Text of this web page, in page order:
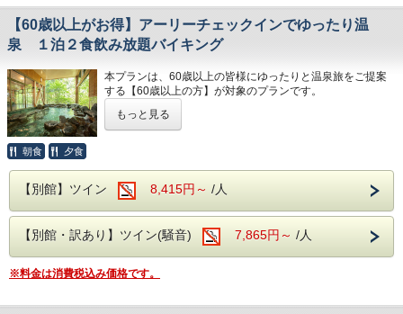
古くから美人の湯とされた肌を滑らかにす
る、
す！
ヌメヌメ感を体験してください。
袋田の滝をはじめ、久慈川沿いの風光明媚な
環境です。
4月中旬には桜、下旬から5月中旬に掛けては
新緑が望めます。
近隣には日本三名瀑の【袋田の滝】や滝の裏
側がのぞける【月待の滝】、
ノスタルジックな佇まいから、数々のドラマ
高さ100mから飛べるとあり、 バンジージャンプ好きの間で
は聖地ともいわれています。 その橋を渡ったところにある
のが【愛の鐘】 ２人でボタンを押さないと鳴らない まさに
カップルにおすすめのスポットですね。
奥久慈館は 久慈川沿いの風光明媚な環境です。 4月中旬に
は桜、下旬から5月中旬に掛けては新緑が望めます。
さらに 生ビールや日本酒の地酒までが飲み放題となり、 セ
ットでお楽しみいただけます！
肌を滑らかにする、 PH8.75ナトリウム-硫酸塩・塩化物温泉
た思い出を作りましょう！！
【60歳以上がお得】アーリーチェックインでゆったり温
泉 １泊２食飲み放題バイキング
本プランは、60歳以上の皆様にゆったりと温泉旅をご提案
する【60歳以上の方】が対象のプランです。
本プランご予約のお客様は、通常15時チェックインのとこ
※予約時、60歳以上の方を宿泊代表者にして頂きますよう
お願いいたします。
※宿泊当日は、受付の際に身分証明書の確認をさせていただ
※同行者（ご家族やご友人等）の方が60歳未満でもご利用
奥久慈館は
もっと見る
朝食 夕食
【別館】ツイン 8,415円～ /人
【別館・訳あり】ツイン(騒音) 7,865円～ /人
※料金は消費税込み価格です。